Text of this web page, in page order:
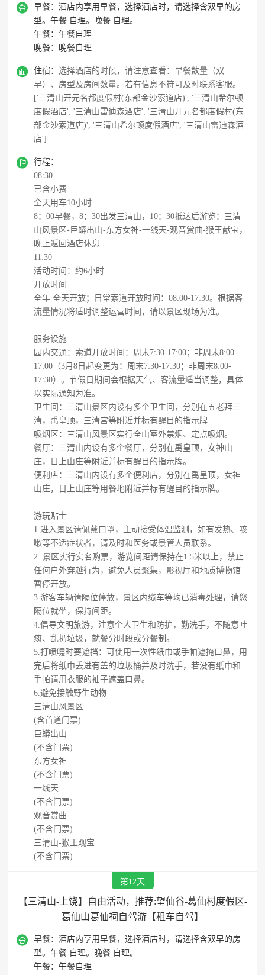
 早餐： 酒店内享用早餐，选择酒店时，请选择含双早的房
型。午餐 自理。晚餐 自理。
午餐： 午餐自理
晚餐：
晚餐自理
 住宿： 选择酒店的时候，请注意查看：早餐数量（双
早）、房型及房间数量。若有信息不符可及时联系客服。
['三清山开元名都度假村(东部金沙索道店)', '三清山希尔顿
度假酒店', '三清山雷迪森酒店', '三清山开元名都度假村(东
部金沙索道店)', '三清山希尔顿度假酒店', '三清山雷迪森酒
店']

行程：
08:30
已含小费
全天用车10小时
8：00早餐，8：30出发三清山，10：30抵达后游览：三清
山风景区-巨蟒出山-东方女神-一线天-观音赏曲-猴王献宝，
晚上返回酒店休息
11:30
活动时间：约6小时
开放时间
全年 全天开放；日常索道开放时间：08:00-17:30。根据客
流量情况将适时调整运营时间，请以景区现场为准。
服务设施
园内交通：索道开放时间：周末7:30-17:00；非周末8:00-
17:00（3月8日起变更为：周末7:30-17:30；非周末8:00-
17:30）。节假日期间会根据天气、客流量适当调整，具体
以实际通知为准。
卫生间：三清山景区内设有多个卫生间，分别在五老拜三
清，禹皇顶，三清宫等附近并标有醒目的指示牌
吸烟区：三清山风景区实行全山室外禁烟、定点吸烟。
餐厅：三清山内设有多个餐厅，分别在禹皇顶，女神山
庄，日上山庄等附近并标有醒目的指示牌。
便利店：三清山内设有多个便利店，分别在禹皇顶，女神
山庄，日上山庄等用餐地附近并标有醒目的指示牌。
游玩贴士
1.进入景区请佩戴口罩，主动接受体温监测，如有发热、咳
嗽等不适症状者，请及时和医务或景管人员联系。
2. 景区实行实名购票，游览间距请保持在1.5米以上，禁止
任何户外穿越行为，避免人员聚集，影视厅和地质博物馆
暂停开放。
3.游客车辆请隔位停放，景区内缆车等均已消毒处理，请您
隔位就坐，保持间距。
4.倡导文明旅游，注意个人卫生和防护，勤洗手，不随意吐
痰、乱扔垃圾，就餐分时段或分餐制。
5.打喷嚏时要遮挡：可使用一次性纸巾或手帕遮掩口鼻，用
完后将纸巾丢进有盖的垃圾桶并及时洗手，若没有纸巾和
手帕请用衣服的袖子遮盖口鼻。
6.避免接触野生动物
三清山风景区
(含首道门票)
巨蟒出山
(不含门票)
东方女神
(不含门票)
一线天
(不含门票)
观音赏曲
(不含门票)
三清山-猴王观宝
(不含门票)
第12天
【三清山-上饶】自由活动，推荐:望仙谷-葛仙村度假区-
葛仙山葛仙祠自驾游【租车自驾】
 早餐： 酒店内享用早餐，选择酒店时，请选择含双早的房
型。午餐 自理。晚餐 自理。
午餐： 午餐自理